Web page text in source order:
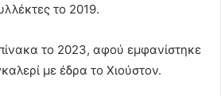
το 2019.
το 2023, αφού εμφανίστηκε
με έδρα το Χιούστον.